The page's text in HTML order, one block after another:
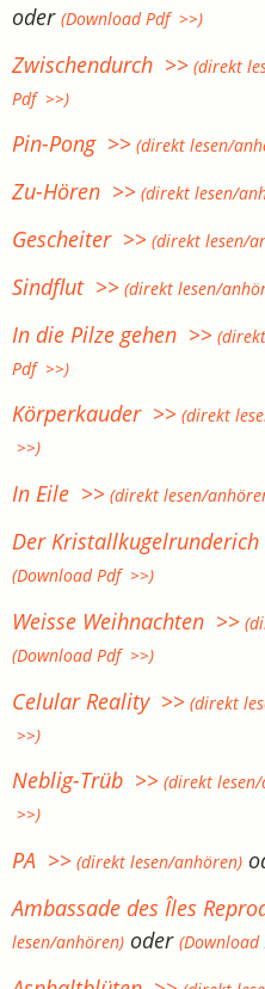
oder(Download Pdf >>)
Zwischendurch >> (direkt
Pdf >>)
Pin-Pong >> (direkt lesen/
Zu-Hören >> (direkt lesen/
Gescheiter >> (direkt lesen/
Sindflut >> (direkt lesen/
In die Pilze gehen >>
Pdf >>)
Körperkauder >> (direkt
>>)
In Eile >> (direkt lesen/
Der
(Download Pdf >>)
Weisse Weihnachten >>
(Download Pdf >>)
Celular Reality >> (direkt
>>)
Neblig-Trüb >> (direkt
>>)
PA >> (direkt lesen/anhören)
Ambassade des Îles
lesen/anhören) oder